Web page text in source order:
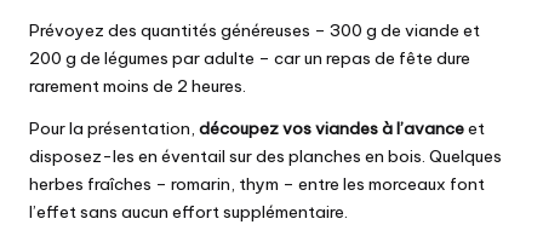
Prévoyez des quantités généreuses – 300 g de viande et
200 g de légumes par adulte – car un repas de fête dure
rarement moins de 2 heures.
Pour la présentation, découpez vos viandes à l’avanceet
disposez-les en éventail sur des planches en bois. Quelques
herbes fraîches – romarin, thym – entre les morceaux font
l’effet sans aucun effort supplémentaire.